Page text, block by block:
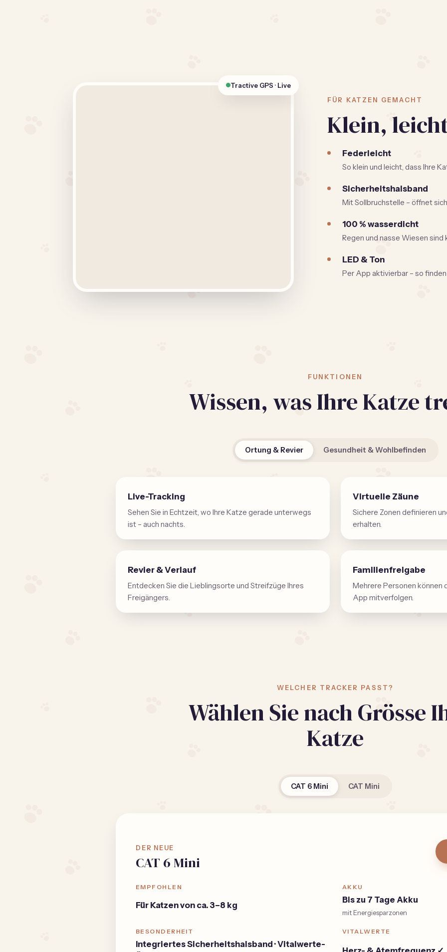
Tractive GPS · Live
FÜR KATZEN GEMACHT
Klein,
Federleicht
So klein und leicht, dass Ihre
Sicherheitshalsband
Mit Sollbruchstelle – öffnet
100 % wasserdicht
Regen und nasse Wiesen sind
LED & Ton
Per App aktivierbar – so
FUNKTIONEN
Wissen, was Ihre Katze
Ortung & Revier Gesundheit & Wohlbefinden
Live-Tracking
Sehen Sie in Echtzeit, wo Ihre Katze gerade unterwegs
ist – auch nachts.
Virtuelle Zäune
Sichere Zonen definieren
erhalten.
Revier & Verlauf
Entdecken Sie die Lieblingsorte und Streifzüge Ihres
Freigängers.
Familienfreigabe
Mehrere Personen können
App mitverfolgen.
WELCHER TRACKER PASST?
Wählen Sie nach Grösse
Katze
CAT 6 Mini CAT Mini
DER NEUE
CAT 6 Mini
EMPFOHLEN
Für Katzen von ca. 3–8 kg
AKKU
Bis zu 7 Tage Akku
mit Energiesparzonen
BESONDERHEIT
Integriertes Sicherheitshalsband · Vitalwerte-
VITALWERTE